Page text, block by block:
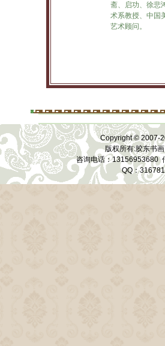
斋、启功、徐悲
术系教授、中国
艺术顾问。
Copyright © 2007-
版权所有:胶东书
咨询电话：13156953680
QQ：